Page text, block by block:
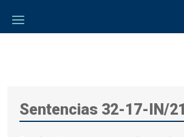
Sentencias 32-17-IN/21